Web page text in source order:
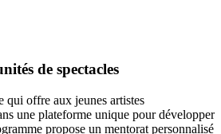
de spectacles
qui offre aux jeunes artistes
une plateforme unique pour développer
propose un mentorat personnalisé